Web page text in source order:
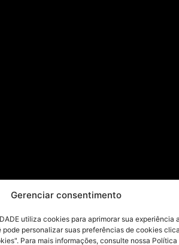
Gerenciar consentimento
utiliza cookies para aprimorar sua experiência
pode personalizar suas preferências de cookies
Para mais informações, consulte nossa Política